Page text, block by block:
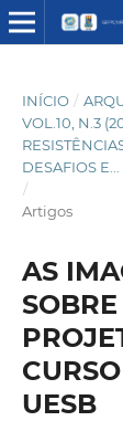
INÍCIO /
VOL.10, N.3
DESAFIOS E...
/
Artigos
AS
UESB